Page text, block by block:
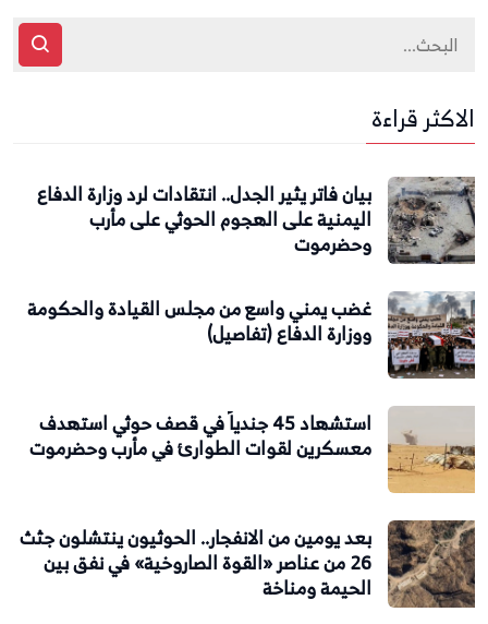
الاكثر قراءة
بيان فاتر يثير الجدل.. انتقادات لرد وزارة الدفاع
اليمنية على الهجوم الحوثي على مأرب
وحضرموت
غضب يمني واسع من مجلس القيادة والحكومة
ووزارة الدفاع (تفاصيل)
استشهاد 45 جندياً في قصف حوثي استهدف
معسكرين لقوات الطوارئ في مأرب وحضرموت
بعد يومين من الانفجار.. الحوثيون ينتشلون جثث
26 من عناصر «القوة الصاروخية» في نفق بين
الحيمة ومناخة